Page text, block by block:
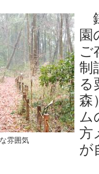
雰囲気
園
ご
制
る
森
ム
方
が